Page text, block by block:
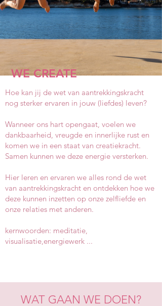
WE CREATE
Hoe kan jij de wet van aantrekkingskracht
nog sterker ervaren in jouw (liefdes) leven?
Wanneer ons hart opengaat, voelen we
dankbaarheid, vreugde en innerlijke rust en
komen we in een staat van creatiekracht.
Samen kunnen we deze energie versterken.
Hier leren en ervaren we alles rond de wet
van aantrekkingskracht en ontdekken hoe we
deze kunnen inzetten op onze zelfliefde en
onze relaties met anderen.
kernwoorden: meditatie,
visualisatie,energiewerk ...
WAT GAAN WE DOEN?